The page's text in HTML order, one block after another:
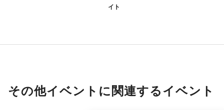
イト
その他イベントに関連するイベント